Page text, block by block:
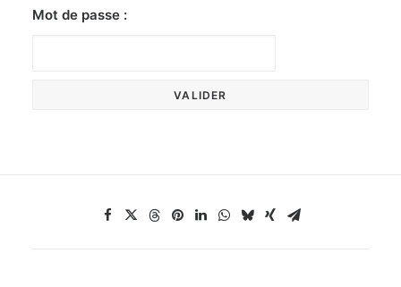
Mot de passe :